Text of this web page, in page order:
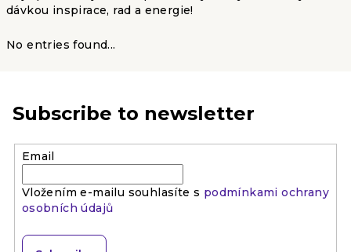
dávkou inspirace, rad a energie!
No entries found...
Subscribe to newsletter
Email
Vložením e-mailu souhlasíte s podmínkami ochrany
osobních údajů